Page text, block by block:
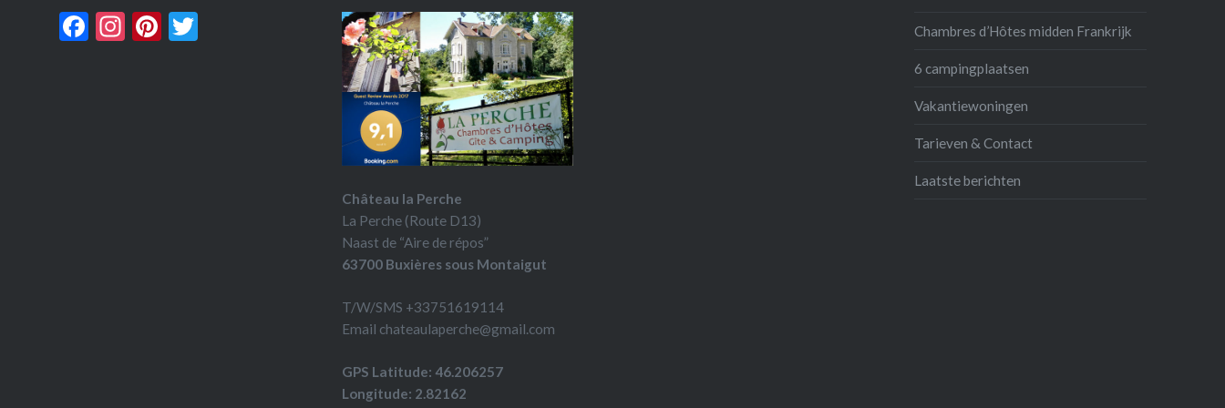
Vigne” gelegen in het…
Facebook
Instagram
Pinterest
Twitter
Château la Perche
La Perche (Route D13)
Naast de “Aire de répos”
63700 Buxières sous Montaigut
T/W/SMS +33751619114
Email chateaulaperche@gmail.com
GPS Latitude: 46.206257
Longitude: 2.82162
Chambres d’Hôtes midden Frankrijk
6 campingplaatsen
Vakantiewoningen
Tarieven & Contact
Laatste berichten